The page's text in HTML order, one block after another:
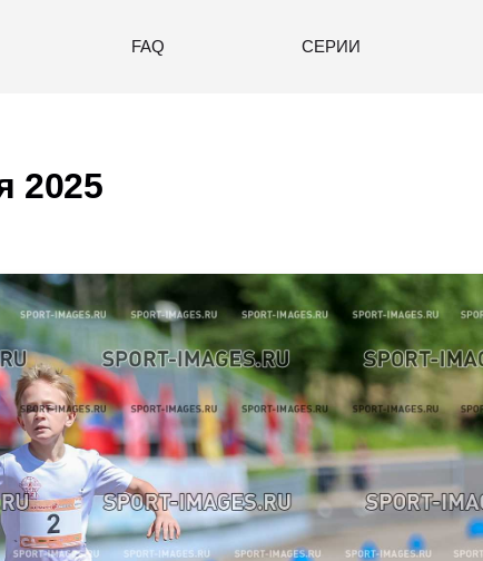
FAQ СЕРИИ
2025